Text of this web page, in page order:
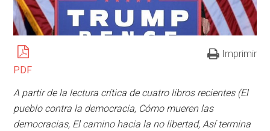
PDF
Imprimir
A partir de la lectura crítica de cuatro libros recientes (El
pueblo contra la democracia, Cómo mueren las
democracias, El camino hacia la no libertad, Así termina